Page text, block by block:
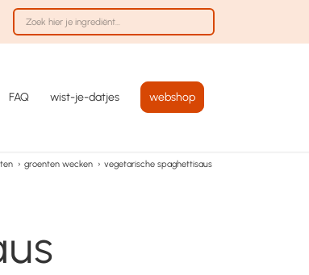
FAQ wist-je-datjes webshop
› groenten wecken › vegetarische spaghettisaus